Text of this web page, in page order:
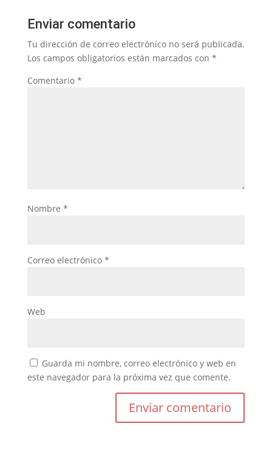
Enviar comentario
Tu dirección de correo electrónico no será publicada.
Los campos obligatorios están marcados con *
Comentario *
Nombre *
Correo electrónico *
Web
Guarda mi nombre, correo electrónico y web en
este navegador para la próxima vez que comente.